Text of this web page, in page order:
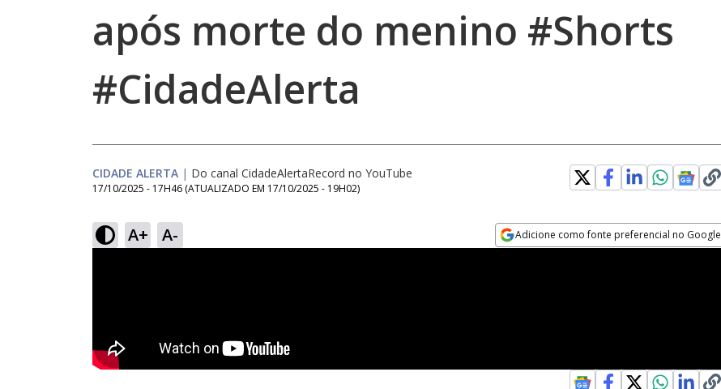
após morte do menino #Shorts
#CidadeAlerta
CIDADE ALERTA | Do canal CidadeAlertaRecord no YouTube
17/10/2025 - 17H46 (ATUALIZADO EM 17/10/2025 - 19H02)
A+ A- Adicione como fonte preferencial no Google